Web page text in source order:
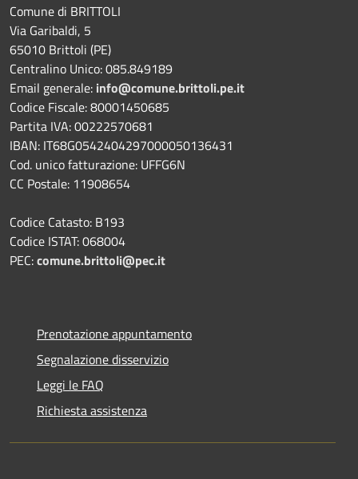
Comune di BRITTOLI
Via Garibaldi, 5
65010 Brittoli (PE)
Centralino Unico: 085.849189
Email generale: info@comune.brittoli.pe.it
Codice Fiscale: 80001450685
Partita IVA: 00222570681
IBAN: IT68G0542404297000050136431
Cod. unico fatturazione: UFFG6N
CC Postale: 11908654
Codice Catasto: B193
Codice ISTAT: 068004
PEC:comune.brittoli@pec.it
Prenotazione appuntamento
Segnalazione disservizio
Leggi le FAQ
Richiesta assistenza